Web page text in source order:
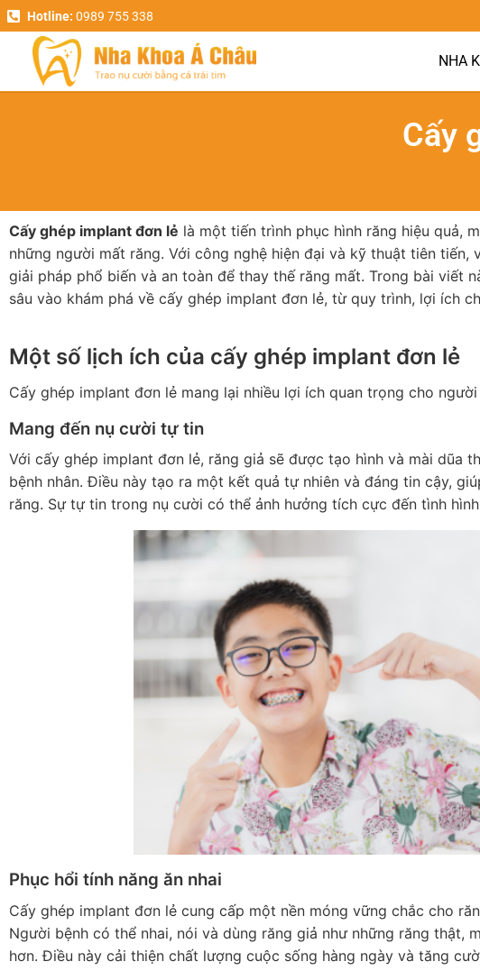
Hotline: 0989 755 338
NHA
Cấy
Cấy ghép implant đơn lẻ là một tiến trình phục hình răng hiệu quả,
những người mất răng. Với công nghệ hiện đại và kỹ thuật tiên
giải pháp phổ biến và an toàn để thay thế răng mất. Trong bài viết
sâu vào khám phá về cấy ghép implant đơn lẻ, từ quy trình, lợi ích
Một số lịch ích của cấy ghép implant đơn lẻ
Cấy ghép implant đơn lẻ mang lại nhiều lợi ích quan trọng cho
Mang đến nụ cười tự tin
Với cấy ghép implant đơn lẻ, răng giả sẽ được tạo hình và mài dũa
bệnh nhân. Điều này tạo ra một kết quả tự nhiên và đáng tin cậy,
răng. Sự tự tin trong nụ cười có thể ảnh hưởng tích cực đến tình
Phục hổi tính năng ăn nhai
Cấy ghép implant đơn lẻ cung cấp một nền móng vững chắc cho
Người bệnh có thể nhai, nói và dùng răng giả như những răng thật,
hơn. Điều này cải thiện chất lượng cuộc sống hàng ngày và tăng